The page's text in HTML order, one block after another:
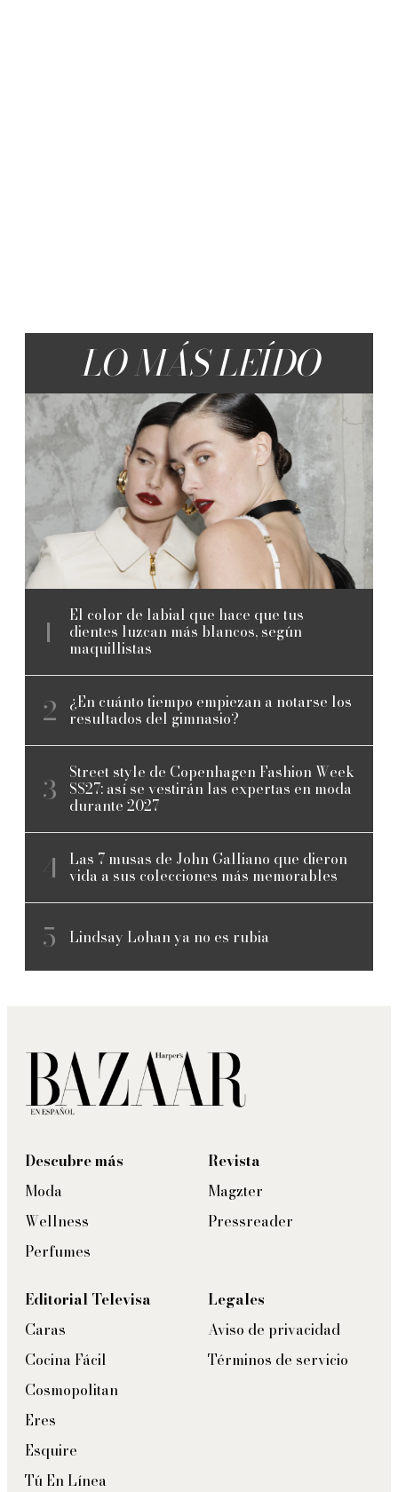
LO MÁS LEÍDO
El color de labial que hace que tus
dientes luzcan más blancos, según
maquillistas
¿En cuánto tiempo empiezan a notarse los
resultados del gimnasio?
Street style de Copenhagen Fashion Week
SS27: así se vestirán las expertas en moda
durante 2027
Las 7 musas de John Galliano que dieron
vida a sus colecciones más memorables
Lindsay Lohan ya no es rubia
Descubre más
Moda
Wellness
Perfumes
Revista
Magzter
Pressreader
Editorial Televisa
Caras
Cocina Fácil
Cosmopolitan
Eres
Esquire
Tú En Línea
Legales
Aviso de privacidad
Términos de servicio